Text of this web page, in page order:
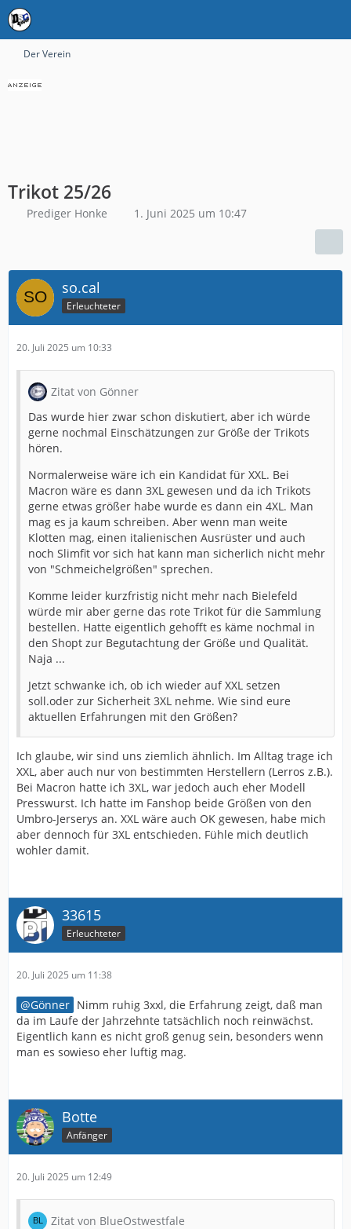
Der Verein
Trikot 25/26
Prediger Honke 1. Juni 2025 um 10:47
so.cal
Erleuchteter
20. Juli 2025 um 10:33
Zitat von Gönner
Das wurde hier zwar schon diskutiert, aber ich würde
gerne nochmal Einschätzungen zur Größe der Trikots
hören.
Normalerweise wäre ich ein Kandidat für XXL. Bei
Macron wäre es dann 3XL gewesen und da ich Trikots
gerne etwas größer habe wurde es dann ein 4XL. Man
mag es ja kaum schreiben. Aber wenn man weite
Klotten mag, einen italienischen Ausrüster und auch
noch Slimfit vor sich hat kann man sicherlich nicht mehr
von "Schmeichelgrößen" sprechen.
Komme leider kurzfristig nicht mehr nach Bielefeld
würde mir aber gerne das rote Trikot für die Sammlung
bestellen. Hatte eigentlich gehofft es käme nochmal in
den Shopt zur Begutachtung der Größe und Qualität.
Naja ...
Jetzt schwanke ich, ob ich wieder auf XXL setzen
soll.oder zur Sicherheit 3XL nehme. Wie sind eure
aktuellen Erfahrungen mit den Größen?
Ich glaube, wir sind uns ziemlich ähnlich. Im Alltag trage ich
XXL, aber auch nur von bestimmten Herstellern (Lerros z.B.).
Bei Macron hatte ich 3XL, war jedoch auch eher Modell
Presswurst. Ich hatte im Fanshop beide Größen von den
Umbro-Jerserys an. XXL wäre auch OK gewesen, habe mich
aber dennoch für 3XL entschieden. Fühle mich deutlich
wohler damit.
33615
Erleuchteter
20. Juli 2025 um 11:38
Gönner Nimm ruhig 3xxl, die Erfahrung zeigt, daß man
da im Laufe der Jahrzehnte tatsächlich noch reinwächst.
Eigentlich kann es nicht groß genug sein, besonders wenn
man es sowieso eher luftig mag.
Botte
Anfänger
20. Juli 2025 um 12:49
Zitat von BlueOstwestfale